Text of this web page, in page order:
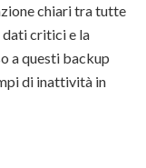
chiari tra tutte
dati critici e la
a questi backup
di inattività in